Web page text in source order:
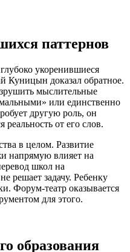
паттернов
укоренившиеся
Куницын доказал обратное.
мыслительные
или единственно
другую роль, он
от его слов.
в целом. Развитие
напрямую влияет на
школ на
решает задачу. Ребенку
Форум-театр оказывается
для этого.
образования